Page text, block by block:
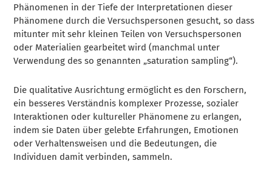
Phänomenen in der Tiefe der Interpretationen dieser
Phänomene durch die Versuchspersonen gesucht, so dass
mitunter mit sehr kleinen Teilen von Versuchspersonen
oder Materialien gearbeitet wird (manchmal unter
Verwendung des so genannten „saturation sampling“).
Die qualitative Ausrichtung ermöglicht es den Forschern,
ein besseres Verständnis komplexer Prozesse, sozialer
Interaktionen oder kultureller Phänomene zu erlangen,
indem sie Daten über gelebte Erfahrungen, Emotionen
oder Verhaltensweisen und die Bedeutungen, die
Individuen damit verbinden, sammeln.